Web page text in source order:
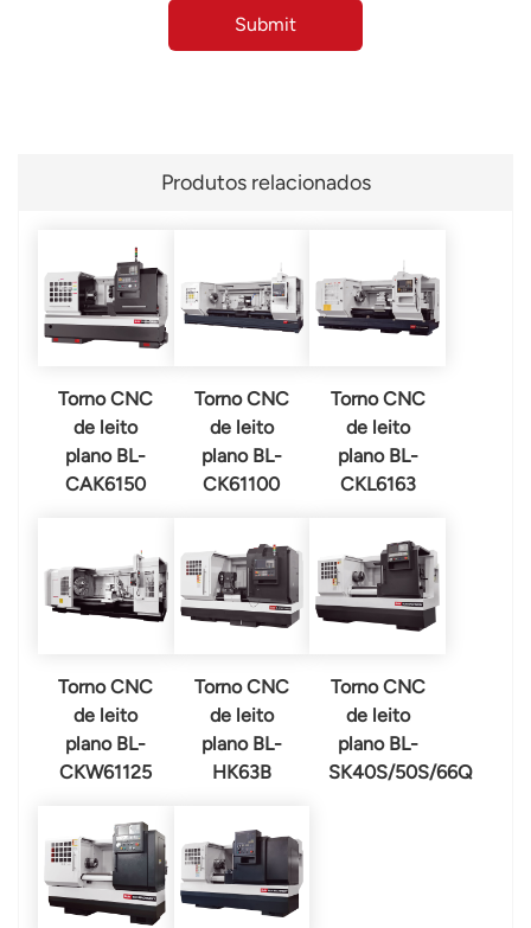
Produtos relacionados
Torno CNC
de leito
plano BL-
CAK6150
Torno CNC
de leito
plano BL-
CK61100
Torno CNC
de leito
plano BL-
CKL6163
Torno CNC
de leito
plano BL-
CKW61125
Torno CNC
de leito
plano BL-
HK63B
Torno CNC
de leito
plano BL-
SK40S/50S/66Q